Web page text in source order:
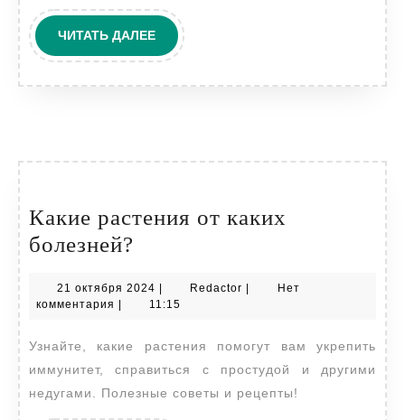
ЧИТАТЬ ДАЛЕЕЧИТАТЬ
ДАЛЕЕ
Какие растения от каких
болезней?
от
болезней?
21 октября 2024 21
октября
| Redactor Redactor
|
Нет
комментария | 11:15
Узнайте, какие растения помогут вам укрепить
иммунитет, справиться с простудой и другими
недугами. Полезные советы и рецепты!